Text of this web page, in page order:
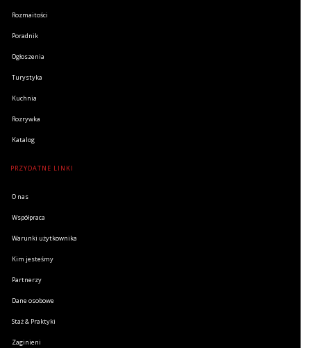
Rozmaitości
Poradnik
Ogłoszenia
Turystyka
Kuchnia
Rozrywka
Katalog
PRZYDATNE LINKI
O nas
Współpraca
Warunki użytkownika
Kim jesteśmy
Partnerzy
Dane osobowe
Staż & Praktyki
Zaginieni